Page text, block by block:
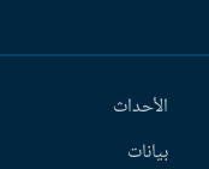
الأحداث
بيانات